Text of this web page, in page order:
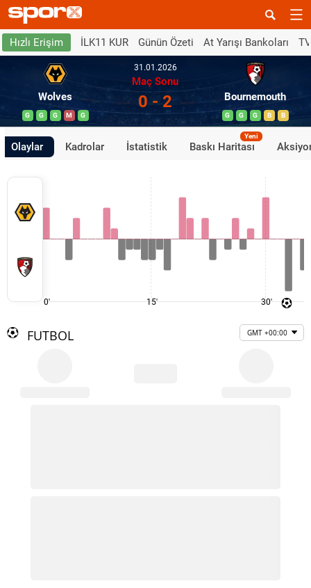
Hızlı Erişim İLK11 KUR Günün Özeti At Yarışı Bankoları
Wolves
G G G M G
31.01.2026
Maç Sonu
0 - 2 Bournemouth
G G G B B
Olaylar Kadrolar İstatistik Baskı Haritası
Yeni
0' 15' 30'
FUTBOL GMT +00:00